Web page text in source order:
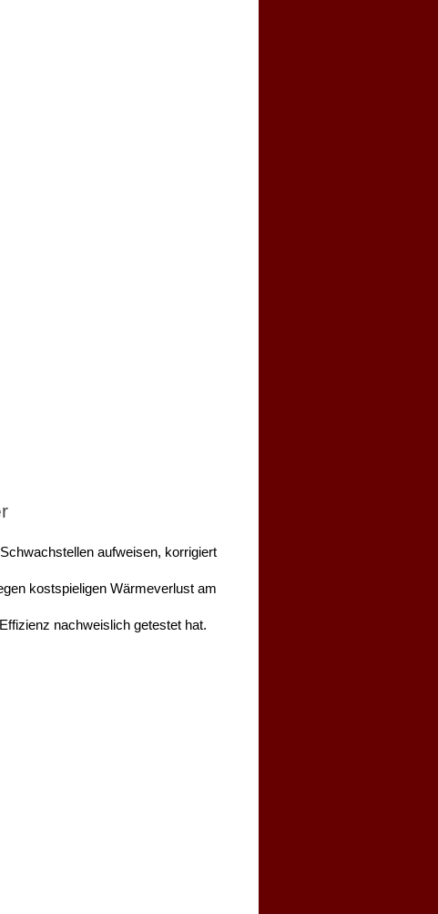
aufweisen, korrigiert
kostspieligen Wärmeverlust am
nachweislich getestet hat.